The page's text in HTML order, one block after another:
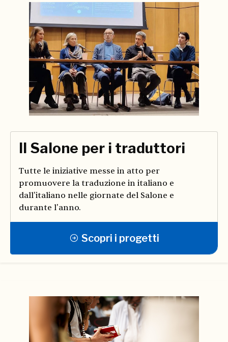
Il Salone per i traduttori
Tutte le iniziative messe in atto per
promuovere la traduzione in italiano e
dall'italiano nelle giornate del Salone e
durante l'anno.
Scopri i progetti